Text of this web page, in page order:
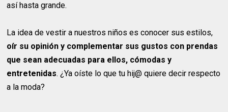
así hasta grande.
La idea de vestir a nuestros niños es conocer sus estilos,
oír su opinión y complementar sus gustos con prendas
que sean adecuadas para ellos, cómodas y
entretenidas. ¿Ya oíste lo que tu hij@ quiere decir respecto
a la moda?